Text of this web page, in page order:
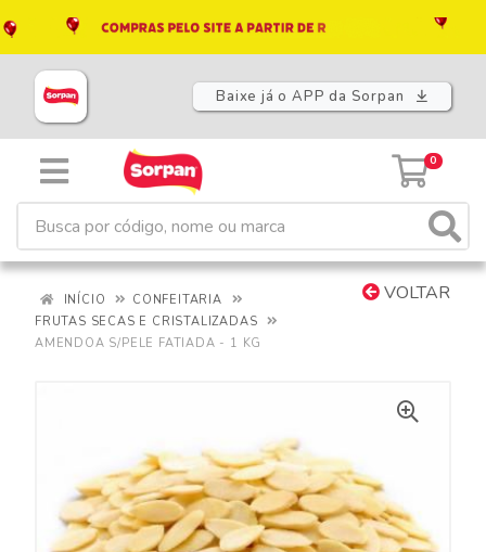
Baixe já o APP da Sorpan
0
VOLTAR
INÍCIO
CONFEITARIA
FRUTAS SECAS E CRISTALIZADAS
AMENDOA S/PELE FATIADA - 1 KG